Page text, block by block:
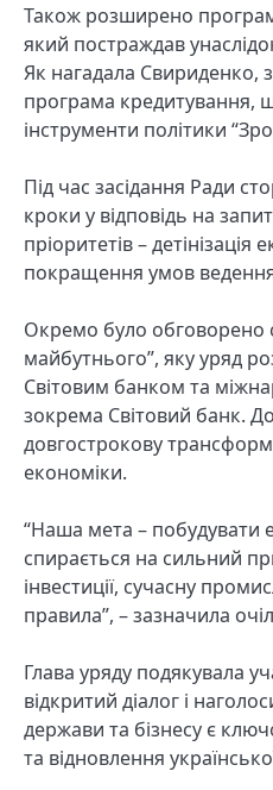
Також розширено
який постраждав
Як нагадала Свириденко,
програма кредитування,
інструменти політики
Під час засідання Ради
кроки у відповідь на
пріоритетів – детінізація
покращення умов ведення
Окремо було обговорено
майбутнього”, яку уряд
Світовим банком та
зокрема Світовий банк.
довгострокову
економіки.
“Наша мета – побудувати
спирається на сильний
інвестиції, сучасну
правила”, – зазначила
Глава уряду подякувала
відкритий діалог і
держави та бізнесу є
та відновлення